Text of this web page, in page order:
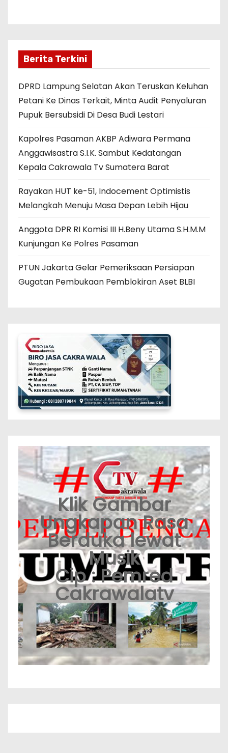
Berita Terkini
DPRD Lampung Selatan Akan Teruskan Keluhan
Petani Ke Dinas Terkait, Minta Audit Penyaluran
Pupuk Bersubsidi Di Desa Budi Lestari
Kapolres Pasaman AKBP Adiwara Permana
Anggawisastra S.I.K. Sambut Kedatangan
Kepala Cakrawala Tv Sumatera Barat
Rayakan HUT ke-51, Indocement Optimistis
Melangkah Menuju Masa Depan Lebih Hijau
Anggota DPR RI Komisi III H.Beny Utama S.H.M.M
Kunjungan Ke Polres Pasaman
PTUN Jakarta Gelar Pemeriksaan Persiapan
Gugatan Pembukaan Pemblokiran Aset BLBI
Klik Gambar
Ungkapan Rasa
Berduka lewat
Musik
Cip : Pemred
Cakrawalatv